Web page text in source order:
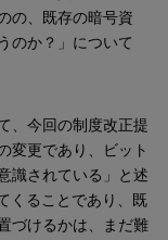
の、既存の暗号資
のか？」について
、今回の制度改正提
変更であり、ビット
識されている」と述
くることであり、既
づけるかは、まだ難